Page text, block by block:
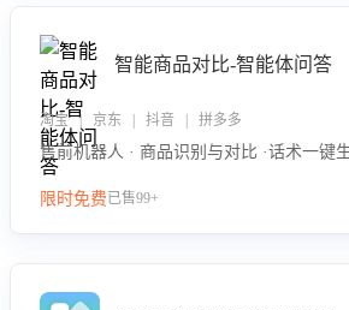
智能商品对比-智能体问答
淘宝 | 京东 | 抖音 | 拼多多
售前机器人 · 商品识别与对比 ·话术一键
限时免费已售99+